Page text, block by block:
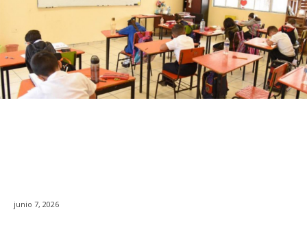
junio 7, 2026